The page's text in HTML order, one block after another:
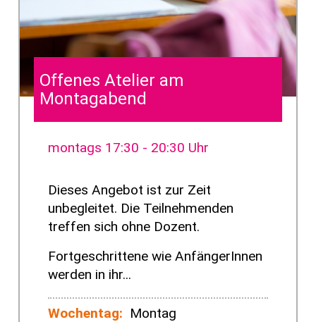
Offenes Atelier am
Montagabend
montags 17:30 - 20:30 Uhr
Dieses Angebot ist zur Zeit
unbegleitet. Die Teilnehmenden
treffen sich ohne Dozent.
Fortgeschrittene wie AnfängerInnen
werden in ihr...
Wochentag: Montag